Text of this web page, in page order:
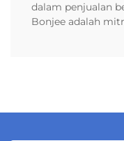
dalam penjualan
Bonjee adalah